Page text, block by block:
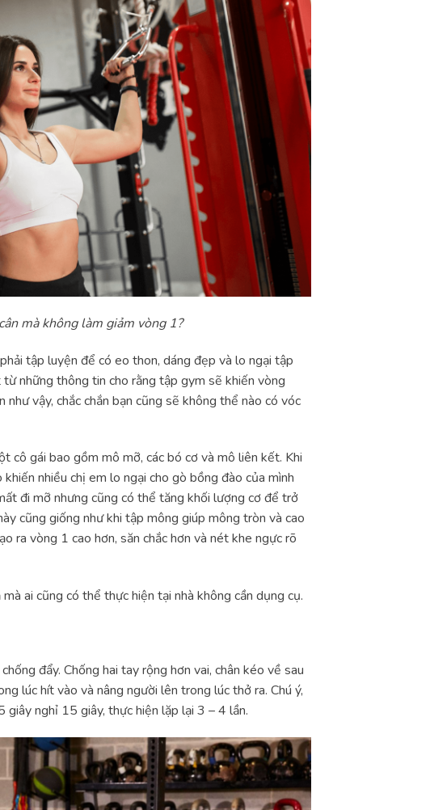
mà không làm giảm vòng 1?
tập luyện để có eo thon, dáng đẹp và lo ngại tập
những thông tin cho rằng tập gym sẽ khiến vòng
vậy, chắc chắn bạn cũng sẽ không thể nào có vóc
cô gái bao gồm mô mỡ, các bó cơ và mô liên kết. Khi
nhiều chị em lo ngại cho gò bồng đào của mình
đi mỡ nhưng cũng có thể tăng khối lượng cơ để trở
cũng giống như khi tập mông giúp mông tròn và cao
ra vòng 1 cao hơn, săn chắc hơn và nét khe ngực rõ
ai cũng có thể thực hiện tại nhà không cần dụng cụ.
đẩy. Chống hai tay rộng hơn vai, chân kéo về sau
lúc hít vào và nâng người lên trong lúc thở ra. Chú ý,
nghỉ 15 giây, thực hiện lặp lại 3 – 4 lần.